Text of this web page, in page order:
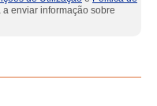
a enviar informação sobre